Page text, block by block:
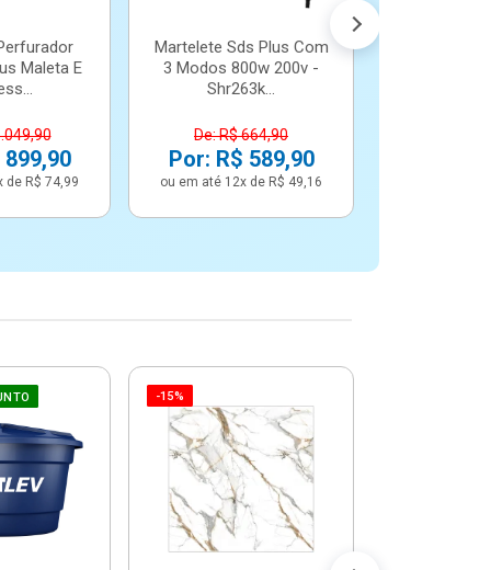
Maleta E
de R$ 74,99
Martelete Sds Plus Com
3 Modos 800w 200v -
Shr263k...
De: R$ 664,90
Por: R$ 589,90
ou em até 12x de R$ 49,16
-15%